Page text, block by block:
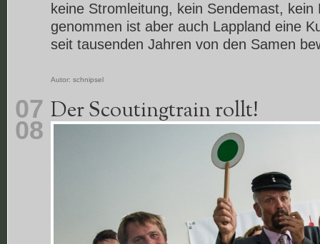
keine Stromleitung, kein Sendemast, kein
genommen ist aber auch Lappland eine
seit tausenden Jahren von den Samen
Autor: schnipsel
07
08
Der Scoutingtrain rollt!